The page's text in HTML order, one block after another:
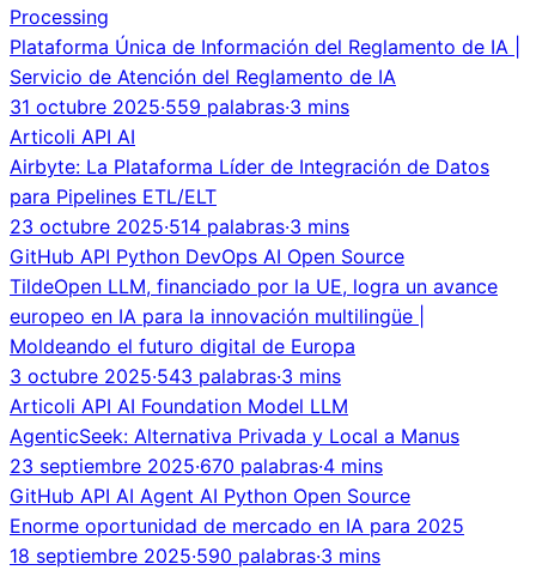
Processing
Plataforma Única de Información del Reglamento de IA |
Servicio de Atención del Reglamento de IA
31 octubre 2025·559 palabras·3 mins
Articoli API AI
Airbyte: La Plataforma Líder de Integración de Datos
para Pipelines ETL/ELT
23 octubre 2025·514 palabras·3 mins
GitHub API Python DevOps AI Open Source
TildeOpen LLM, financiado por la UE, logra un avance
europeo en IA para la innovación multilingüe |
Moldeando el futuro digital de Europa
3 octubre 2025·543 palabras·3 mins
Articoli API AI Foundation Model LLM
AgenticSeek: Alternativa Privada y Local a Manus
23 septiembre 2025·670 palabras·4 mins
GitHub API AI Agent AI Python Open Source
Enorme oportunidad de mercado en IA para 2025
18 septiembre 2025·590 palabras·3 mins